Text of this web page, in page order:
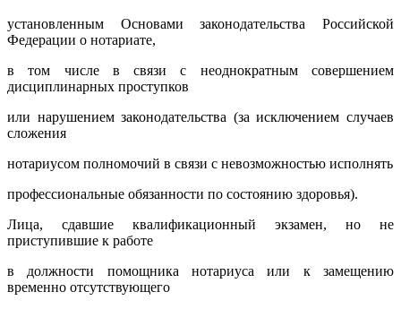
установленным Основами законодательства Российской
Федерации о нотариате,
в том числе в связи с неоднократным совершением
дисциплинарных проступков
или нарушением законодательства (за исключением случаев
сложения
нотариусом полномочий в связи с невозможностью исполнять
профессиональные обязанности по состоянию здоровья).
Лица, сдавшие квалификационный экзамен, но не
приступившие к работе
в должности помощника нотариуса или к замещению
временно отсутствующего